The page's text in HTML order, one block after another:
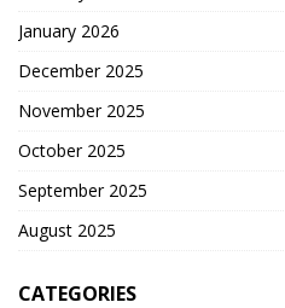
January 2026
December 2025
November 2025
October 2025
September 2025
August 2025
CATEGORIES